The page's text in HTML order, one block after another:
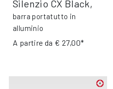
Silenzio CX Black,
barra portatutto in
alluminio
A partire da € 27,00*